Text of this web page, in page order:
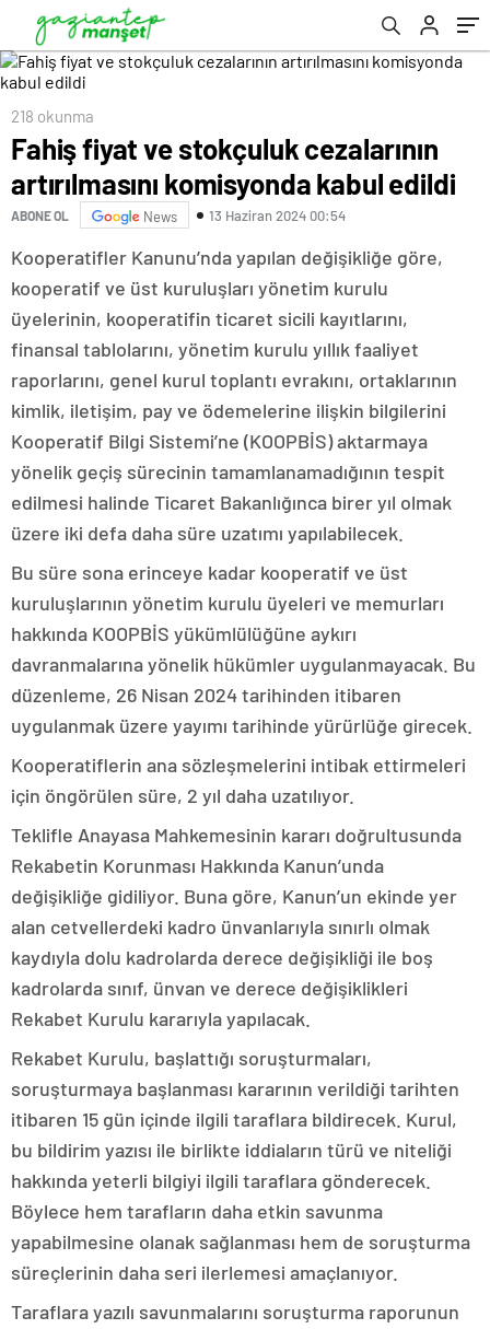
218 okunma
Fahiş fiyat ve stokçuluk cezalarının
artırılmasını komisyonda kabul edildi
ABONE OL News 13 Haziran 2024 00:54
Kooperatifler Kanunu’nda yapılan değişikliğe göre,
kooperatif ve üst kuruluşları yönetim kurulu
üyelerinin, kooperatifin ticaret sicili kayıtlarını,
finansal tablolarını, yönetim kurulu yıllık faaliyet
raporlarını, genel kurul toplantı evrakını, ortaklarının
kimlik, iletişim, pay ve ödemelerine ilişkin bilgilerini
Kooperatif Bilgi Sistemi’ne (KOOPBİS) aktarmaya
yönelik geçiş sürecinin tamamlanamadığının tespit
edilmesi halinde Ticaret Bakanlığınca birer yıl olmak
üzere iki defa daha süre uzatımı yapılabilecek.
Bu süre sona erinceye kadar kooperatif ve üst
kuruluşlarının yönetim kurulu üyeleri ve memurları
hakkında KOOPBİS yükümlülüğüne aykırı
davranmalarına yönelik hükümler uygulanmayacak. Bu
düzenleme, 26 Nisan 2024 tarihinden itibaren
uygulanmak üzere yayımı tarihinde yürürlüğe girecek.
Kooperatiflerin ana sözleşmelerini intibak ettirmeleri
için öngörülen süre, 2 yıl daha uzatılıyor.
Teklifle Anayasa Mahkemesinin kararı doğrultusunda
Rekabetin Korunması Hakkında Kanun’unda
değişikliğe gidiliyor. Buna göre, Kanun’un ekinde yer
alan cetvellerdeki kadro ünvanlarıyla sınırlı olmak
kaydıyla dolu kadrolarda derece değişikliği ile boş
kadrolarda sınıf, ünvan ve derece değişiklikleri
Rekabet Kurulu kararıyla yapılacak.
Rekabet Kurulu, başlattığı soruşturmaları,
soruşturmaya başlanması kararının verildiği tarihten
itibaren 15 gün içinde ilgili taraflara bildirecek. Kurul,
bu bildirim yazısı ile birlikte iddiaların türü ve niteliği
hakkında yeterli bilgiyi ilgili taraflara gönderecek.
Böylece hem tarafların daha etkin savunma
yapabilmesine olanak sağlanması hem de soruşturma
süreçlerinin daha seri ilerlemesi amaçlanıyor.
Taraflara yazılı savunmalarını soruşturma raporunun